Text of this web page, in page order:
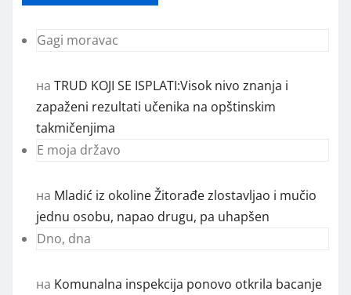
Gagi moravac
на TRUD KOJI SE ISPLATI:Visok nivo znanja i
zapaženi rezultati učenika na opštinskim
takmičenjima
E moja državo
на Mladić iz okoline Žitorađe zlostavljao i mučio
jednu osobu, napao drugu, pa uhapšen
Dno, dna
на Komunalna inspekcija ponovo otkrila bacanje